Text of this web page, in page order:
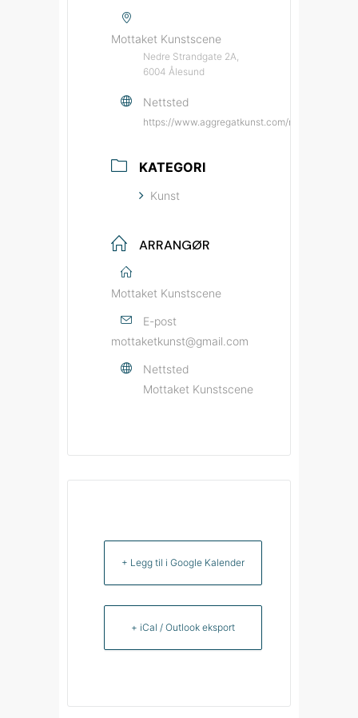
Mottaket Kunstscene
Nedre Strandgate 2A,
6004 Ålesund
Nettsted
https://www.aggregatkunst.com/mottaket-
KATEGORI
Kunst
ARRANGØR
Mottaket Kunstscene
E-post
mottaketkunst@gmail.com
Nettsted
Mottaket Kunstscene
+ Legg til i Google Kalender
+ iCal / Outlook eksport